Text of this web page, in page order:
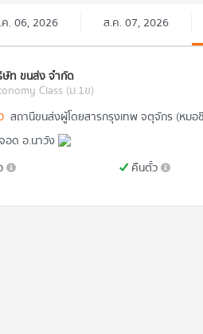
. 06, 2026 ส.ค. 07, 2026
ษัท ขนส่ง จำกัด
Class (ม.1ข)
สถานีขนส่งผู้โดยสารกรุงเทพ จตุจักร (หมอ
อด อ.นาวัง
คืนตั๋ว